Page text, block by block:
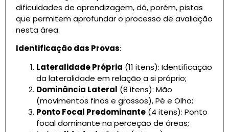
dificuldades de aprendizagem, dá, porém, pistas
que permitem aprofundar o processo de avaliação
nesta área.
Identificação das Provas:
Lateralidade Própria (11 itens): Identificação
da lateralidade em relação a si próprio;
Dominância Lateral (8 itens): Mão
(movimentos finos e grossos), Pé e Olho;
Ponto Focal Predominante (4 itens): Ponto
focal dominante na perceção de áreas;